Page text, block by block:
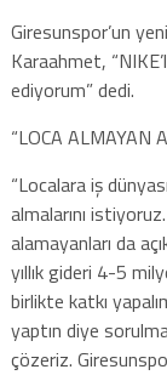
Giresunspor’un
Karaahmet,
ediyorum” dedi.
“LOCA ALMAYAN
“Localara iş
almalarını
alamayanları da
yıllık gideri 4-5
birlikte katkı
yaptın diye
çözeriz.